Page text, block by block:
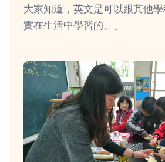
大家知道，英文是可以跟其他
實在生活中學習的。」